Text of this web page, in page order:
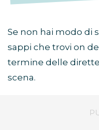
Se non hai modo di
sappi che trovi on
termine delle
scena.